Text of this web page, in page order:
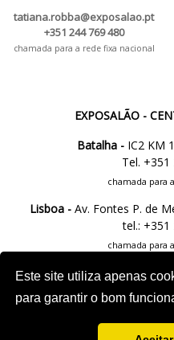
Este site utiliza apenas
para garantir o bom
tatiana.robba@exposalao.pt
+351 244 769 480
chamada para a rede fixa nacional
EXPOSALÃO -
Batalha -IC2 KM
Tel. +351
chamada para
Lisboa - Av. Fontes P. de
tel.: +351
chamada para